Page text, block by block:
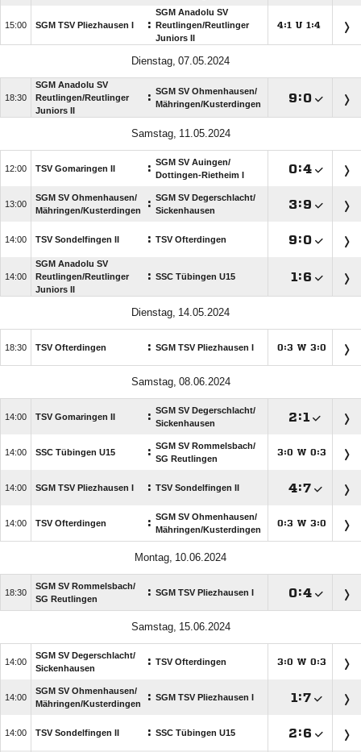
 SGM TSV Pliezhausen I :
SGM Anadolu SV
Reutlingen/​Reutlinger
Juniors II
: U :
 

SGM Anadolu SV
Reutlingen/​Reutlinger
Juniors II
: SGM SV Ohmenhausen/​
Mähringen/​Kusterdingen
:
 
 TSV Gomaringen II : SGM SV Auingen/​
Dottingen-Rietheim I
:

SGM SV Ohmenhausen/​
Mähringen/​Kusterdingen
: SGM SV Degerschlacht/​
Sickenhausen
:
 TSV Sondelfingen II : TSV Ofterdingen :

SGM Anadolu SV
Reutlingen/​Reutlinger
Juniors II
: SSC Tübingen U15  :
 
 TSV Ofterdingen : SGM TSV Pliezhausen I : W:
 
 TSV Gomaringen II : SGM SV Degerschlacht/​
Sickenhausen
:
 SSC Tübingen U15 : SGM SV Rommelsbach/​
SG Reutlingen
: W:
 SGM TSV Pliezhausen I : TSV Sondelfingen II :
 TSV Ofterdingen : SGM SV Ohmenhausen/​
Mähringen/​Kusterdingen
: W:
 

SGM SV Rommelsbach/​
SG Reutlingen
: SGM TSV Pliezhausen I :
 

SGM SV Degerschlacht/​
Sickenhausen
: TSV Ofterdingen : W:

SGM SV Ohmenhausen/​
Mähringen/​Kusterdingen
: SGM TSV Pliezhausen I  :
 TSV Sondelfingen II : SSC Tübingen U15 :